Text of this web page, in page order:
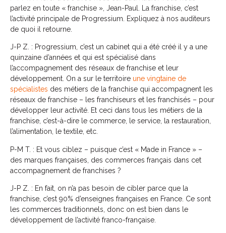
parlez en toute « franchise », Jean-Paul. La franchise, c’est
l’activité principale de Progressium. Expliquez à nos auditeurs
de quoi il retourne.
J-P Z. : Progressium, c’est un cabinet qui a été créé il y a une
quinzaine d’années et qui est spécialisé dans
l’accompagnement des réseaux de franchise et leur
développement. On a sur le territoire une vingtaine de
spécialistes des métiers de la franchise qui accompagnent les
réseaux de franchise – les franchiseurs et les franchisés – pour
développer leur activité. Et ceci dans tous les métiers de la
franchise, c’est-à-dire le commerce, le service, la restauration,
l’alimentation, le textile, etc.
P-M T. : Et vous ciblez – puisque c’est « Made in France » –
des marques françaises, des commerces français dans cet
accompagnement de franchises ?
J-P Z. : En fait, on n’a pas besoin de cibler parce que la
franchise, c’est 90% d’enseignes françaises en France. Ce sont
les commerces traditionnels, donc on est bien dans le
développement de l’activité franco-française.